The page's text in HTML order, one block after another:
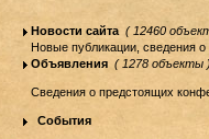
Новости сайта ( 12460
Новые публикации, сведения
Объявления ( 1278 объекты )
Сведения о предстоящих
События